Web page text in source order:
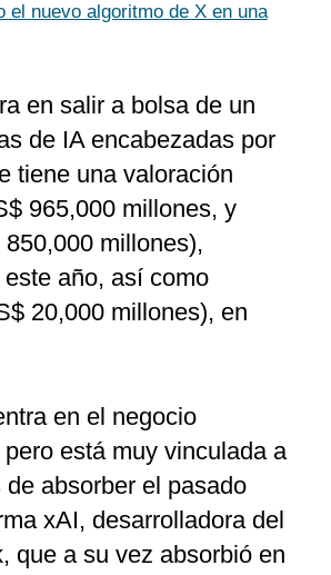
el nuevo algoritmo de X en una
en salir a bolsa de un
de IA encabezadas por
tiene una valoración
965,000 millones, y
millones),
año, así como
20,000 millones), en
en el negocio
está muy vinculada a
de absorber el pasado
xAI, desarrolladora del
que a su vez absorbió en